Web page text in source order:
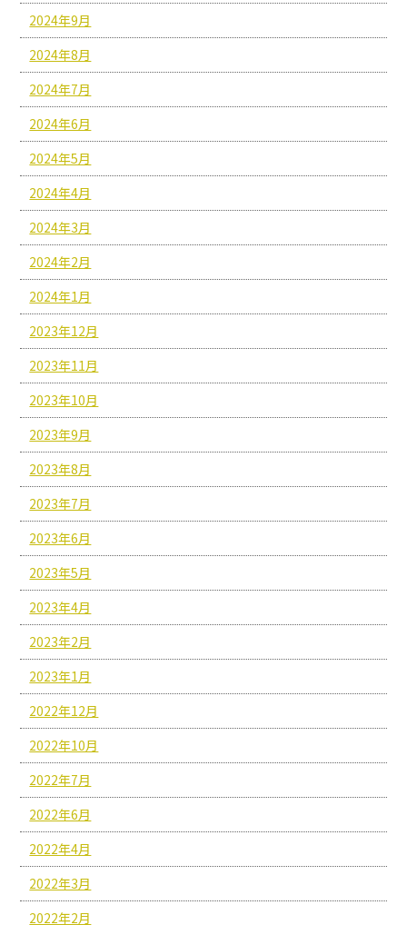
2024年9月
2024年8月
2024年7月
2024年6月
2024年5月
2024年4月
2024年3月
2024年2月
2024年1月
2023年12月
2023年11月
2023年10月
2023年9月
2023年8月
2023年7月
2023年6月
2023年5月
2023年4月
2023年2月
2023年1月
2022年12月
2022年10月
2022年7月
2022年6月
2022年4月
2022年3月
2022年2月